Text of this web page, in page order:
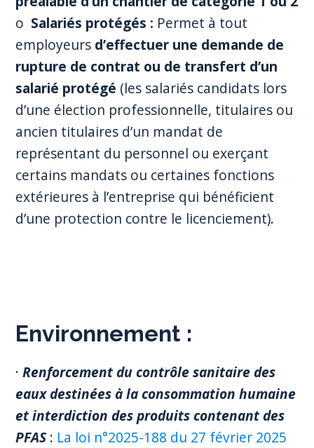
o Salariés protégés : Permet à tout
employeurs d’effectuer une demande de
rupture de contrat ou de transfert d’un
salarié protégé (les salariés candidats lors
d’une élection professionnelle, titulaires ou
ancien titulaires d’un mandat de
représentant du personnel ou exerçant
certains mandats ou certaines fonctions
extérieures à l’entreprise qui bénéficient
d’une protection contre le licenciement).
Environnement :
·Renforcement du contrôle sanitaire des
eaux destinées à la consommation humaine
et interdiction des produits contenant des
PFAS: La loi n°2025-188 du 27 février 2025